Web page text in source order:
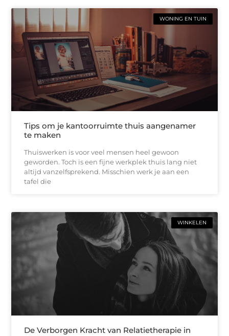
WONING EN TUIN
Tips om je kantoorruimte thuis aangenamer
te maken
Thuiswerken is voor veel mensen heel gewoon
geworden. Toch is een fijne werkplek thuis lang niet
altijd vanzelfsprekend. Misschien werk je aan een
tafel die
WINKELEN
De Verborgen Kracht van Relatietherapie in